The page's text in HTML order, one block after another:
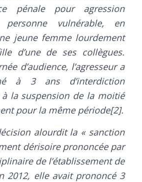
pénale pour agression
vulnérable, en
jeune femme lourdement
d’une de ses collègues.
d’audience, l’agresseur a
à 3 ans d’interdiction
à la suspension de la moitié
pour la même période[2].
alourdit la « sanction
dérisoire prononcée par
de l’établissement de
2012, elle avait prononcé 3